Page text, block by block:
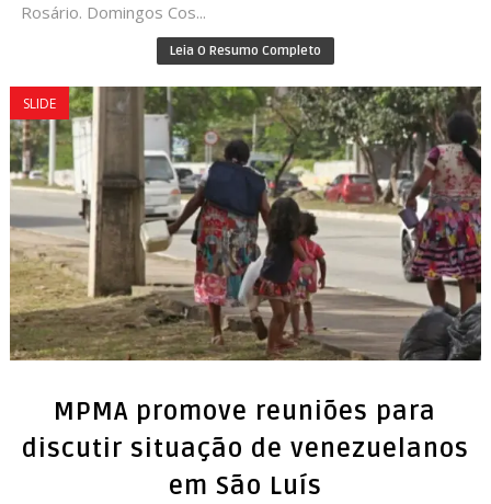
Rosário. Domingos Cos...
Leia O Resumo Completo
SLIDE
MPMA promove reuniões para
discutir situação de venezuelanos
em São Luís